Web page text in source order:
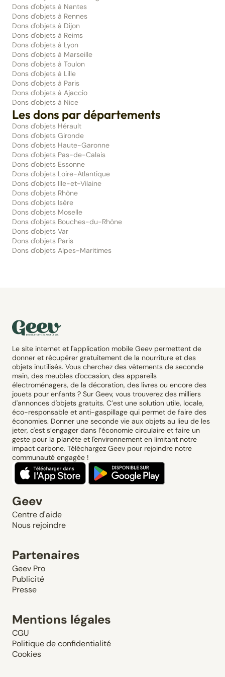
Dons d'objets à Nantes
Dons d'objets à Rennes
Dons d'objets à Dijon
Dons d'objets à Reims
Dons d'objets à Lyon
Dons d'objets à Marseille
Dons d'objets à Toulon
Dons d'objets à Lille
Dons d'objets à Paris
Dons d'objets à Ajaccio
Dons d'objets à Nice
Les dons par départements
Dons d'objets Hérault
Dons d'objets Gironde
Dons d'objets Haute-Garonne
Dons d'objets Pas-de-Calais
Dons d'objets Essonne
Dons d'objets Loire-Atlantique
Dons d'objets Ille-et-Vilaine
Dons d'objets Rhône
Dons d'objets Isère
Dons d'objets Moselle
Dons d'objets Bouches-du-Rhône
Dons d'objets Var
Dons d'objets Paris
Dons d'objets Alpes-Maritimes
Le site internet et l'application mobile Geev permettent de
donner et récupérer gratuitement de la nourriture et des
objets inutilisés. Vous cherchez des vêtements de seconde
main, des meubles d'occasion, des appareils
électroménagers, de la décoration, des livres ou encore des
jouets pour enfants ? Sur Geev, vous trouverez des milliers
d'annonces d'objets gratuits. C’est une solution utile, locale,
éco-responsable et anti-gaspillage qui permet de faire des
économies. Donner une seconde vie aux objets au lieu de les
jeter, c'est s’engager dans l’économie circulaire et faire un
geste pour la planète et l'environnement en limitant notre
impact carbone. Téléchargez Geev pour rejoindre notre
communauté engagée !
Geev
Centre d'aide
Nous rejoindre
Partenaires
Geev Pro
Publicité
Presse
Mentions légales
CGU
Politique de confidentialité
Cookies